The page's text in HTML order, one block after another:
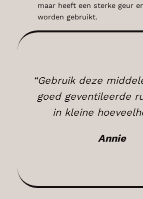
maar heeft een sterke geur
worden gebruikt.
“Gebruik deze
goed geventileerde
in kleine
Annie